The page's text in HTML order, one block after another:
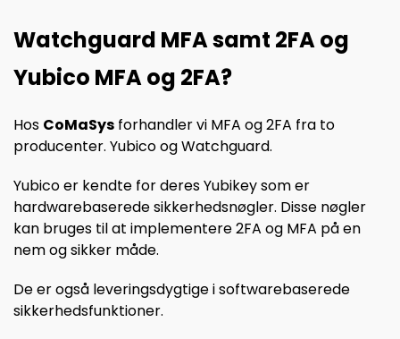
Watchguard MFA samt 2FA og
Yubico MFA og 2FA?
Hos CoMaSys forhandler vi MFA og 2FA fra to
producenter. Yubico og Watchguard.
Yubico er kendte for deres Yubikey som er
hardwarebaserede sikkerhedsnøgler. Disse nøgler
kan bruges til at implementere 2FA og MFA på en
nem og sikker måde.
De er også leveringsdygtige i softwarebaserede
sikkerhedsfunktioner.